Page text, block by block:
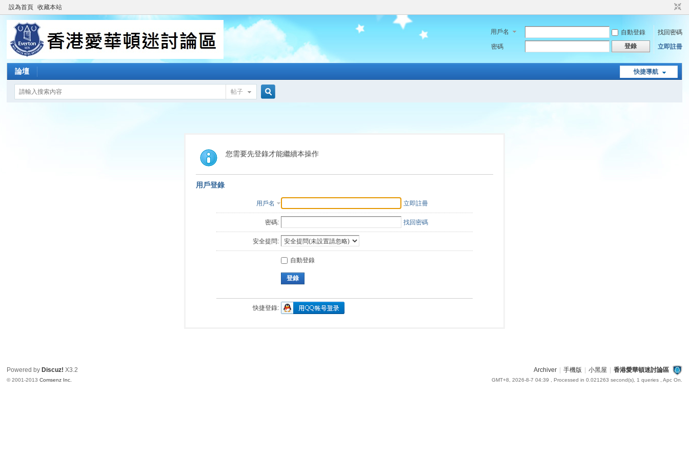
設為首頁 收藏本站
用戶名 自動登錄
找回密碼
密碼
登錄 立即註冊
快捷導航
論壇
帖子
索
您需要先登錄才能繼續本操作
用戶登錄
用戶名 立即註冊
密碼: 找回密碼
安全提問:
自動登錄
登錄
快捷登錄:
Archiver 手機版 小黑屋 香港愛華頓迷討論區
GMT+8, 2026-8-7 04:39 , Processed in 0.021263 second(s), 1 queries , Apc On.
Powered by Discuz! X3.2
© 2001-2013Comsenz Inc.